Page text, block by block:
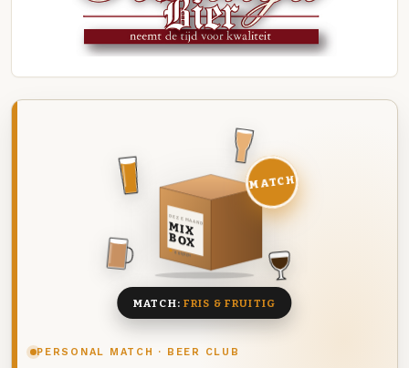
PERSONAL MATCH · BEER CLUB
DEZE MAAND
MIX
BOX
8 BIEREN
MATCH
MATCH: FRIS & FRUITIG